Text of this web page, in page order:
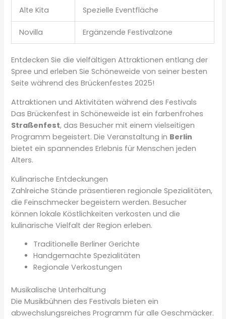
Alte Kita Spezielle Eventfläche
Novilla Ergänzende Festivalzone
Entdecken Sie die vielfältigen Attraktionen entlang der
Spree und erleben Sie Schöneweide von seiner besten
Seite während des Brückenfestes 2025!
Attraktionen und Aktivitäten während des Festivals
Das Brückenfest in Schöneweide ist ein farbenfrohes
Straßenfest, das Besucher mit einem vielseitigen
Programm begeistert. Die Veranstaltung in Berlin
bietet ein spannendes Erlebnis für Menschen jeden
Alters.
Kulinarische Entdeckungen
Zahlreiche Stände präsentieren regionale Spezialitäten,
die Feinschmecker begeistern werden. Besucher
können lokale Köstlichkeiten verkosten und die
kulinarische Vielfalt der Region erleben.
Traditionelle Berliner Gerichte
Handgemachte Spezialitäten
Regionale Verkostungen
Musikalische Unterhaltung
Die Musikbühnen des Festivals bieten ein
abwechslungsreiches Programm für alle Geschmäcker.